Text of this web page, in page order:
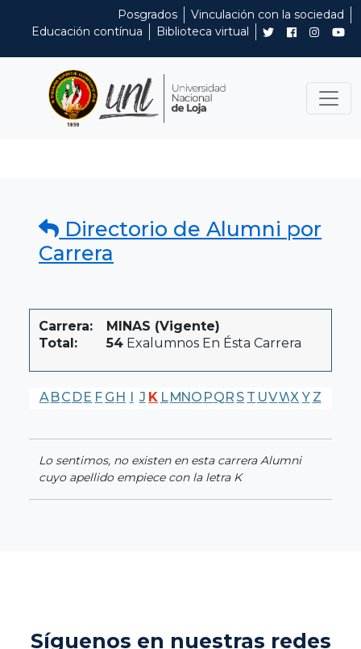
Posgrados
Vinculación con la sociedad
Educación contínua
Biblioteca virtual
Directorio de Alumni por
Carrera
Carrera:
MINAS (Vigente)
Total:
54 Exalumnos En Ésta Carrera
A BC DE F G H I J K LMNO PQR S T UVWX Y Z
Lo sentimos, no existen en esta carrera Alumni
cuyo apellido empiece con la letra K
Síguenos en nuestras redes